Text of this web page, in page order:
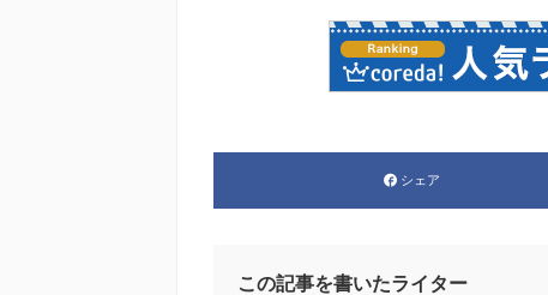
シェア
この記事を書いたライター